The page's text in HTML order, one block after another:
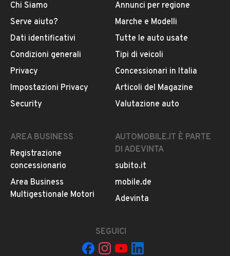
Pubblicità
DESCRIZIONE
turbina rotta. euro 5. 4x4 aria condizionata. cerchi in
INFORMAZIONI VEICOLO
DATI BASE
Tipologia
USATO
GREAT WALL MOTOR
Chi Siamo
Serve aiuto?
Dati identificativi
Condizioni generali
Privacy
Impostazioni Privacy
Security
Annunci per regione
Marche e Modelli
Tutte le auto usate
Tipi di veicoli
Concessionari in Italia
Articoli del Magazine
Valutazione auto
AREA BUSINESS
Registrazione
concessionario
Area Business
Multigestionale Motori
AUTOMOBILE.IT È PARTE
DI ADEVINTA
subito.it
mobile.de
Adevinta
SEGUICI